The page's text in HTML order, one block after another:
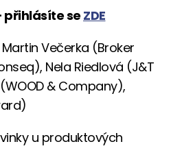
přihlásíte se ZDE
Večerka (Broker
Nela Riedlová (J&T
& Company),
u produktových